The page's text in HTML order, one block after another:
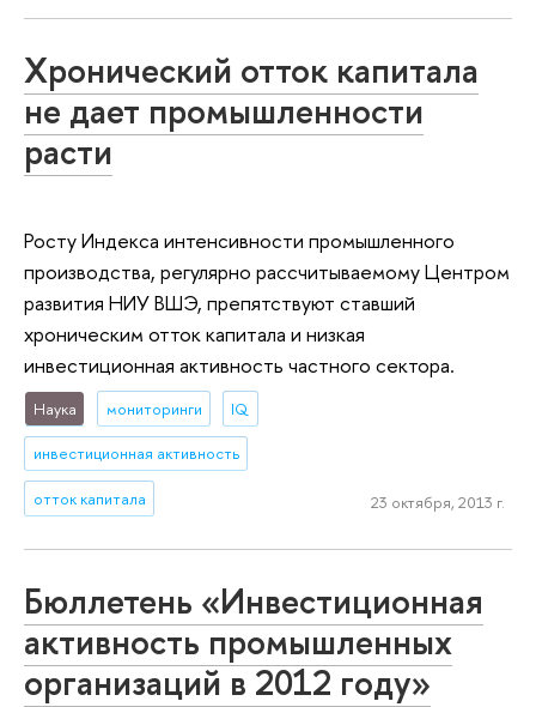
Хронический отток капитала
не дает промышленности
расти
Росту Индекса интенсивности промышленного
производства, регулярно рассчитываемому Центром
развития НИУ ВШЭ, препятствуют ставший
хроническим отток капитала и низкая
инвестиционная активность частного сектора.
Наука мониторинги IQ
инвестиционная активность
отток капитала 23 октября, 2013 г.
Бюллетень «Инвестиционная
активность промышленных
организаций в 2012 году»